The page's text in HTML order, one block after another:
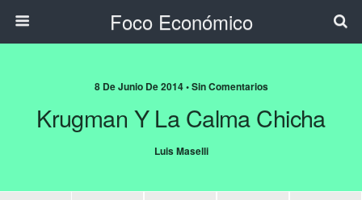
Foco Económico
8 De Junio De 2014 • Sin Comentarios
Krugman Y La Calma Chicha
Luis Maselli